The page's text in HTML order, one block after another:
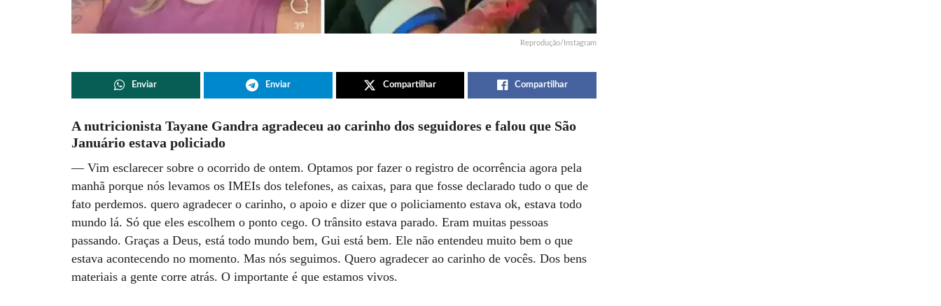
Reprodução/Instagram
Enviar Enviar Compartilhar Compartilhar
A nutricionista Tayane Gandra agradeceu ao carinho dos seguidores e falou que São
Januário estava policiado
— Vim esclarecer sobre o ocorrido de ontem. Optamos por fazer o registro de ocorrência agora pela
manhã porque nós levamos os IMEIs dos telefones, as caixas, para que fosse declarado tudo o que de
fato perdemos. quero agradecer o carinho, o apoio e dizer que o policiamento estava ok, estava todo
mundo lá. Só que eles escolhem o ponto cego. O trânsito estava parado. Eram muitas pessoas
passando. Graças a Deus, está todo mundo bem, Gui está bem. Ele não entendeu muito bem o que
estava acontecendo no momento. Mas nós seguimos. Quero agradecer ao carinho de vocês. Dos bens
materiais a gente corre atrás. O importante é que estamos vivos.